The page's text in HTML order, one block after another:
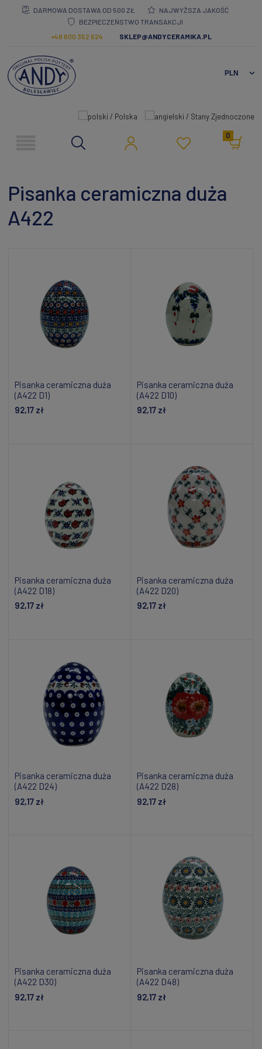
DARMOWA DOSTAWA OD 500 ZŁ
NAJWYŻSZA JAKOŚĆ
BEZPIECZEŃSTWO TRANSAKCJI
+48 600 352 624
SKLEP@ANDYCERAMIKA.PL
0
Pisanka ceramiczna duża
A422
Pisanka ceramiczna duża
(A422 D1)
92,17 zł
Pisanka ceramiczna duża
(A422 D10)
92,17 zł
Pisanka ceramiczna duża
(A422 D18)
92,17 zł
Pisanka ceramiczna duża
(A422 D20)
92,17 zł
Pisanka ceramiczna duża
(A422 D24)
92,17 zł
Pisanka ceramiczna duża
(A422 D28)
92,17 zł
Pisanka ceramiczna duża
(A422 D30)
92,17 zł
Pisanka ceramiczna duża
(A422 D48)
92,17 zł